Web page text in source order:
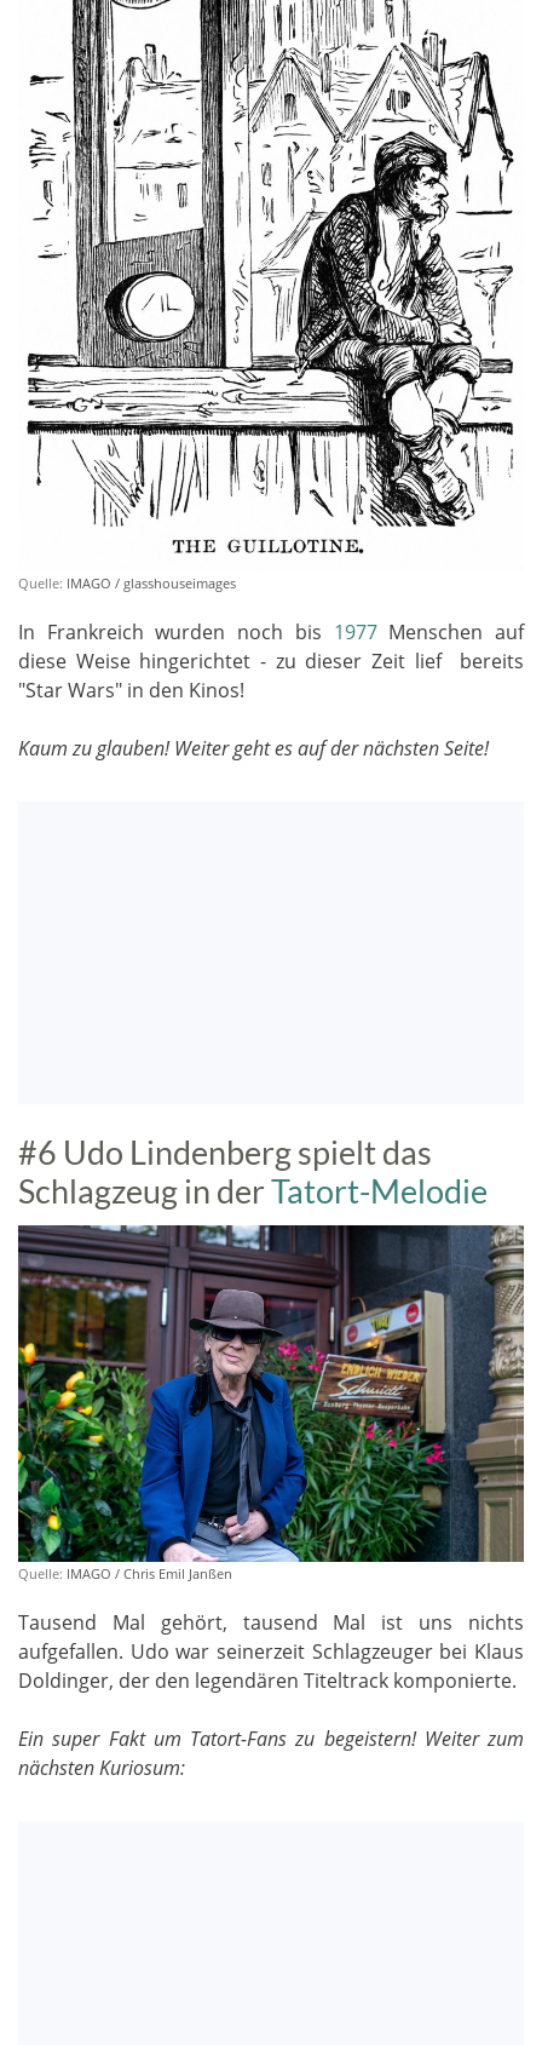
Quelle: IMAGO / glasshouseimages
In Frankreich wurden noch bis 1977 Menschen auf
diese Weise hingerichtet - zu dieser Zeit lief bereits
"Star Wars" in den Kinos!
Kaum zu glauben! Weiter geht es auf der nächsten Seite!
#6 Udo Lindenberg spielt das
Schlagzeug in derTatort-Melodie
Quelle: IMAGO / Chris Emil Janßen
Tausend Mal gehört, tausend Mal ist uns nichts
aufgefallen. Udo war seinerzeit Schlagzeuger bei Klaus
Doldinger, der den legendären Titeltrack komponierte.
Ein super Fakt um Tatort-Fans zu begeistern! Weiter zum
nächsten Kuriosum: